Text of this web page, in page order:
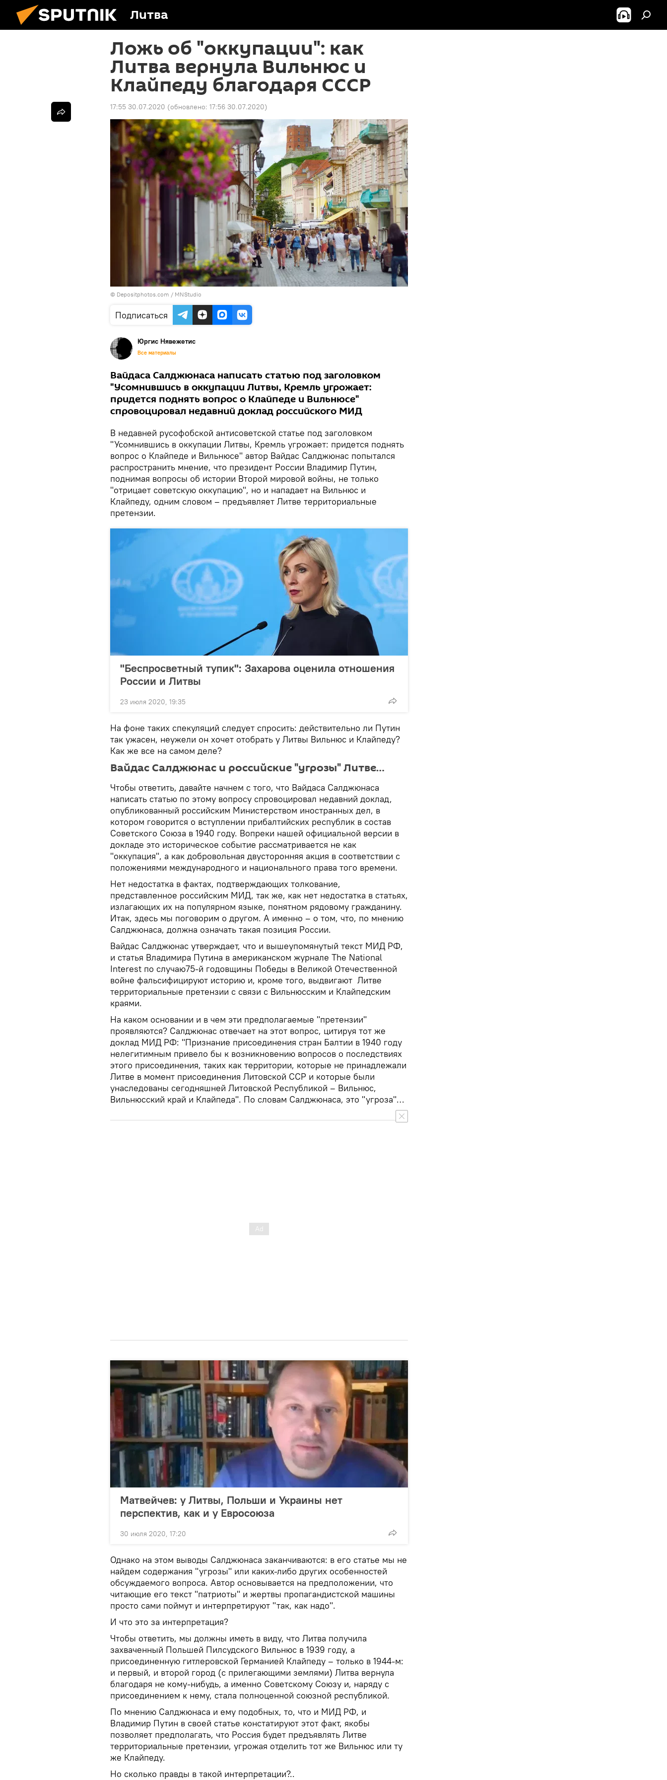
Литва
Ложь об "оккупации": как
Литва вернула Вильнюс и
Клайпеду благодаря СССР
17:55 30.07.2020 (обновлено: 17:56 30.07.2020)
© Depositphotos.com / MNStudio
Подписаться
Юргис Нявежетис
Все материалы
Вайдаса Салджюнаса написать статью под заголовком
"Усомнившись в оккупации Литвы, Кремль угрожает:
придется поднять вопрос о Клайпеде и Вильнюсе"
спровоцировал недавний доклад российского МИД
В недавней русофобской антисоветской статье под заголовком
"Усомнившись в оккупации Литвы, Кремль угрожает: придется поднять
вопрос о Клайпеде и Вильнюсе" автор Вайдас Салджюнас попытался
распространить мнение, что президент России Владимир Путин,
поднимая вопросы об истории Второй мировой войны, не только
"отрицает советскую оккупацию", но и нападает на Вильнюс и
Клайпеду, одним словом – предъявляет Литве территориальные
претензии.
"Беспросветный тупик": Захарова оценила отношения
России и Литвы
23 июля 2020, 19:35
На фоне таких спекуляций следует спросить: действительно ли Путин
так ужасен, неужели он хочет отобрать у Литвы Вильнюс и Клайпеду?
Как же все на самом деле?
Вайдас Салджюнас и российские "угрозы" Литве…
Чтобы ответить, давайте начнем с того, что Вайдаса Салджюнаса
написать статью по этому вопросу спровоцировал недавний доклад,
опубликованный российским Министерством иностранных дел, в
котором говорится о вступлении прибалтийских республик в состав
Советского Союза в 1940 году. Вопреки нашей официальной версии в
докладе это историческое событие рассматривается не как
"оккупация", а как добровольная двусторонняя акция в соответствии с
положениями международного и национального права того времени.
Нет недостатка в фактах, подтверждающих толкование,
представленное российским МИД, так же, как нет недостатка в статьях,
излагающих их на популярном языке, понятном рядовому гражданину.
Итак, здесь мы поговорим о другом. А именно – о том, что, по мнению
Салджюнаса, должна означать такая позиция России.
Вайдас Салджюнас утверждает, что и вышеупомянутый текст МИД РФ,
и статья Владимира Путина в американском журнале The National
Interest по случаю75-й годовщины Победы в Великой Отечественной
войне фальсифицируют историю и, кроме того, выдвигают Литве
территориальные претензии с связи с Вильнюсским и Клайпедским
краями.
На каком основании и в чем эти предполагаемые "претензии"
проявляются? Салджюнас отвечает на этот вопрос, цитируя тот же
доклад МИД РФ: "Признание присоединения стран Балтии в 1940 году
нелегитимным привело бы к возникновению вопросов о последствиях
этого присоединения, таких как территории, которые не принадлежали
Литве в момент присоединения Литовской ССР и которые были
унаследованы сегодняшней Литовской Республикой – Вильнюс,
Вильнюсский край и Клайпеда". По словам Салджюнаса, это "угроза"…
Матвейчев: у Литвы, Польши и Украины нет
перспектив, как и у Евросоюза
30 июля 2020, 17:20
Однако на этом выводы Салджюнаса заканчиваются: в его статье мы не
найдем содержания "угрозы" или каких-либо других особенностей
обсуждаемого вопроса. Автор основывается на предположении, что
читающие его текст "патриоты" и жертвы пропагандистской машины
просто сами поймут и интерпретируют "так, как надо".
И что это за интерпретация?
Чтобы ответить, мы должны иметь в виду, что Литва получила
захваченный Польшей Пилсудского Вильнюс в 1939 году, а
присоединенную гитлеровской Германией Клайпеду – только в 1944-м:
и первый, и второй город (с прилегающими землями) Литва вернула
благодаря не кому-нибудь, а именно Советскому Союзу и, наряду с
присоединением к нему, стала полноценной союзной республикой.
По мнению Салджюнаса и ему подобных, то, что и МИД РФ, и
Владимир Путин в своей статье констатируют этот факт, якобы
позволяет предполагать, что Россия будет предъявлять Литве
территориальные претензии, угрожая отделить тот же Вильнюс или ту
же Клайпеду.
Но сколько правды в такой интерпретации?..